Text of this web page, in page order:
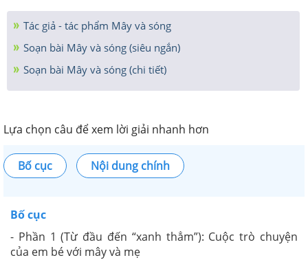
Tác giả - tác phẩm Mây và sóng
Soạn bài Mây và sóng (siêu ngắn)
Soạn bài Mây và sóng (chi tiết)
Lựa chọn câu để xem lời giải nhanh hơn
Bố cục Nội dung chính
Bố cục
- Phần 1 (Từ đầu đến “xanh thẳm”): Cuộc trò chuyện
của em bé với mây và mẹ